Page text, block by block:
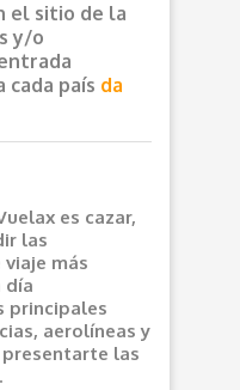
el sitio de la
y/o
cada país da
es cazar,
las
más
día
principales
aerolíneas y
las